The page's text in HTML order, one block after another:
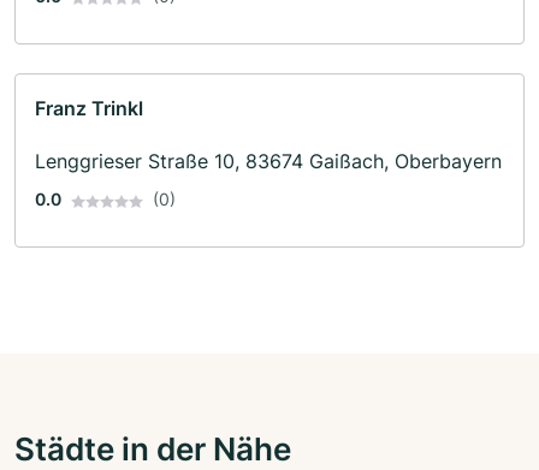
Franz Trinkl
Lenggrieser Straße 10, 83674 Gaißach, Oberbayern
0.0 (0)
Städte in der Nähe